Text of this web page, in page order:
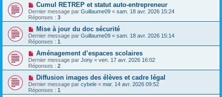
Cumul RETREP et statut auto-entrepreneur
Dernier message par Guillaume09 « sam. 18 avr. 2026 15:24
Réponses : 3
Mise à jour du doc sécurité
Dernier message par Guillaume09 « sam. 18 avr. 2026 15:14
Réponses : 1
Aménagement d’espaces scolaires
Dernier message par Jony « ven. 17 avr. 2026 16:02
Réponses : 2
Diffusion images des élèves et cadre légal
Dernier message par cybele « mar. 14 avr. 2026 09:52
Réponses : 1